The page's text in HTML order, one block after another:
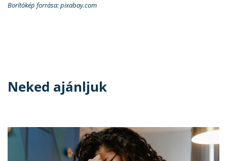
Borítókép forrása: pixabay.com
Neked ajánljuk